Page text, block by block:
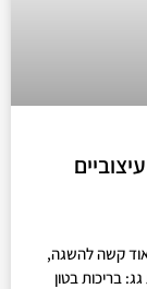
קשה להשגה,
בריכות בטון